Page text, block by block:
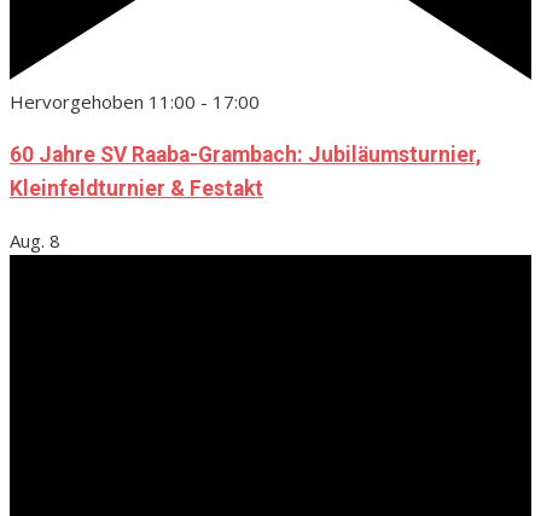
Hervorgehoben 11:00 - 17:00
60 Jahre SV Raaba-Grambach: Jubiläumsturnier,
Kleinfeldturnier & Festakt
Aug. 8